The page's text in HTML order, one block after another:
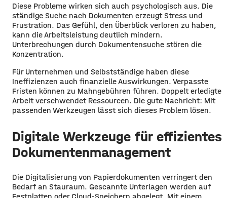
Diese Probleme wirken sich auch psychologisch aus. Die
ständige Suche nach Dokumenten erzeugt Stress und
Frustration. Das Gefühl, den Überblick verloren zu haben,
kann die Arbeitsleistung deutlich mindern.
Unterbrechungen durch Dokumentensuche stören die
Konzentration.
Für Unternehmen und Selbstständige haben diese
Ineffizienzen auch finanzielle Auswirkungen. Verpasste
Fristen können zu Mahngebühren führen. Doppelt erledigte
Arbeit verschwendet Ressourcen. Die gute Nachricht: Mit
passenden Werkzeugen lässt sich dieses Problem lösen.
Digitale Werkzeuge für effizientes
Dokumentenmanagement
Die Digitalisierung von Papierdokumenten verringert den
Bedarf an Stauraum. Gescannte Unterlagen werden auf